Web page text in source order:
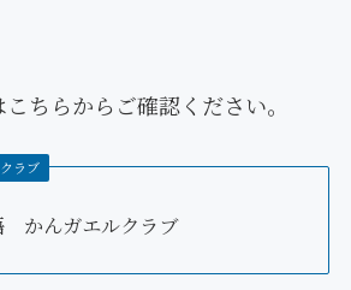
ちらからご確認ください。
ラブ
かんガエルクラブ